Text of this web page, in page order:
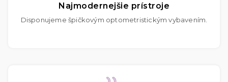
Najmodernejšie prístroje
Disponujeme špičkovým optometristickým vybavením.